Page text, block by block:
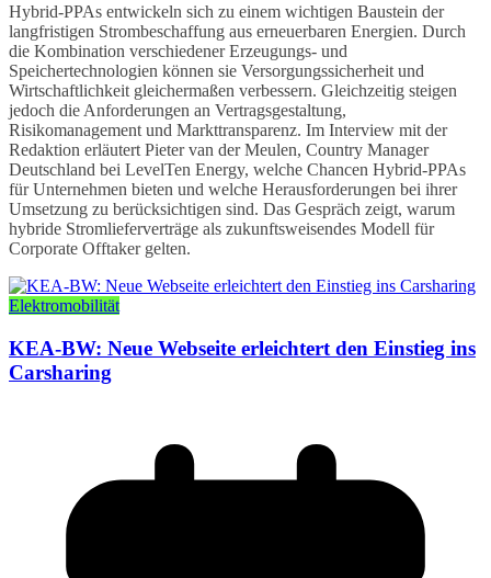
Hybrid-PPAs entwickeln sich zu einem wichtigen Baustein der
langfristigen Strombeschaffung aus erneuerbaren Energien. Durch
die Kombination verschiedener Erzeugungs- und
Speichertechnologien können sie Versorgungssicherheit und
Wirtschaftlichkeit gleichermaßen verbessern. Gleichzeitig steigen
jedoch die Anforderungen an Vertragsgestaltung,
Risikomanagement und Markttransparenz. Im Interview mit der
Redaktion erläutert Pieter van der Meulen, Country Manager
Deutschland bei LevelTen Energy, welche Chancen Hybrid-PPAs
für Unternehmen bieten und welche Herausforderungen bei ihrer
Umsetzung zu berücksichtigen sind. Das Gespräch zeigt, warum
hybride Stromlieferverträge als zukunftsweisendes Modell für
Corporate Offtaker gelten.
Elektromobilität
KEA-BW: Neue Webseite erleichtert den Einstieg ins
Carsharing